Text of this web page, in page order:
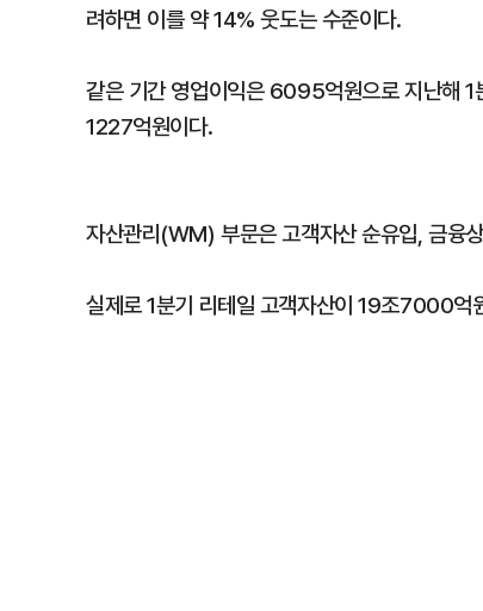
려하면 이를 약 14% 웃도는 수준이다.
같은 기간 영업이익은 6095억원으로 지난해
1227억원이다.
자산관리(WM) 부문은 고객자산 순유입, 금융
실제로 1분기 리테일 고객자산이 19조7000